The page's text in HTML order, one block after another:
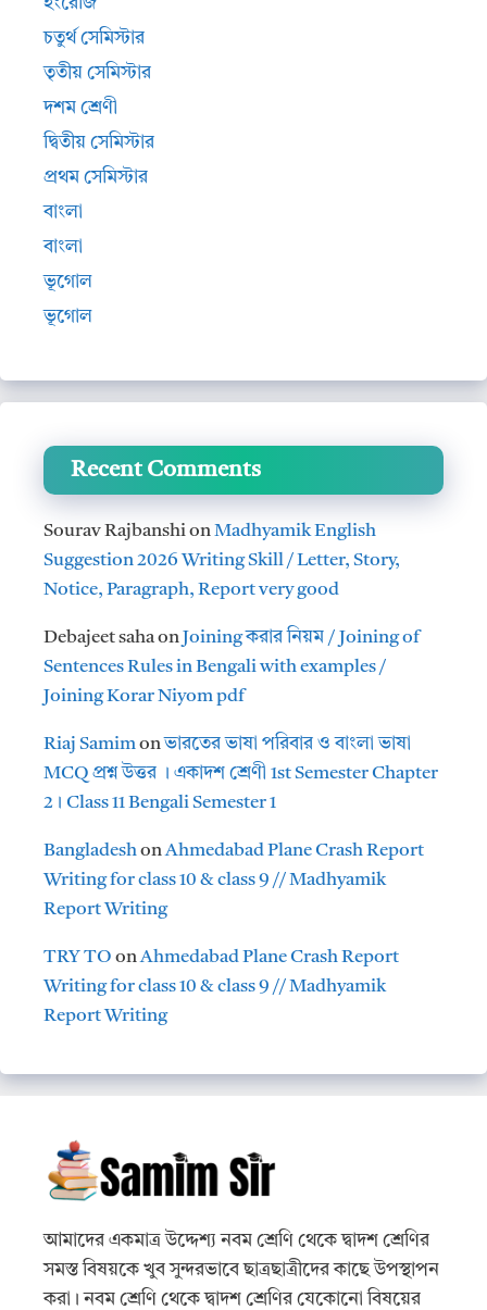
ইংরেজি
চতুর্থ সেমিস্টার
তৃতীয় সেমিস্টার
দশম শ্রেণী
দ্বিতীয় সেমিস্টার
প্রথম সেমিস্টার
বাংলা
বাংলা
ভূগোল
ভূগোল
Recent Comments
Sourav RajbanshionMadhyamik English
Suggestion 2026 Writing Skill / Letter, Story,
Notice, Paragraph, Report very good
Debajeet sahaon Joining করার নিয়ম / Joining of
Sentences Rules in Bengali with examples /
Joining Korar Niyom pdf
Riaj Samimonভারতের ভাষা পরিবার ও বাংলা ভাষা
MCQ প্রশ্ন উত্তর । একাদশ শ্রেণী 1st Semester Chapter
2। Class 11 Bengali Semester 1
BangladeshonAhmedabad Plane Crash Report
Writing for class 10 & class 9 // Madhyamik
Report Writing
TRY TO onAhmedabad Plane Crash Report
Writing for class 10 & class 9 // Madhyamik
Report Writing
আমাদের একমাত্র উদ্দেশ্য নবম শ্রেণি থেকে দ্বাদশ শ্রেণির
সমস্ত বিষয়কে খুব সুন্দরভাবে ছাত্রছাত্রীদের কাছে উপস্থাপন
করা। নবম শ্রেণি থেকে দ্বাদশ শ্রেণির যেকোনো বিষয়ের